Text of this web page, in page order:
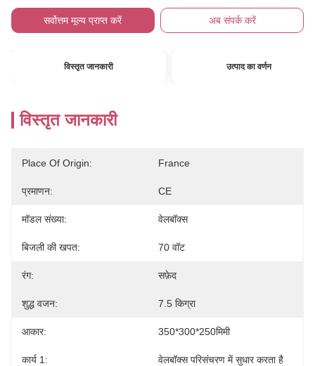
सर्वोत्तम मूल्य प्राप्त करें अब संपर्क करें
विस्तृत जानकारी उत्पाद का वर्णन
विस्तृत जानकारी
Place Of Origin: France
प्रमाणन: CE
मॉडल संख्या: वेलबॉक्स
बिजली की खपत: 70 वॉट
रंग: सफ़ेद
शुद्ध वजन: 7.5 किग्रा
आकार: 350*300*250मिमी
कार्य 1: वेलबॉक्स परिसंचरण में सुधार करता है